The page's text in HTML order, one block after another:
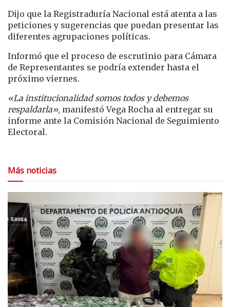
Dijo que la Registraduría Nacional está atenta a las
peticiones y sugerencias que puedan presentar las
diferentes agrupaciones políticas.
Informó que el proceso de escrutinio para Cámara
de Representantes se podría extender hasta el
próximo viernes.
«La institucionalidad somos todos y debemos
respaldarla», manifestó Vega Rocha al entregar su
informe ante la Comisión Nacional de Seguimiento
Electoral.
Más noticias